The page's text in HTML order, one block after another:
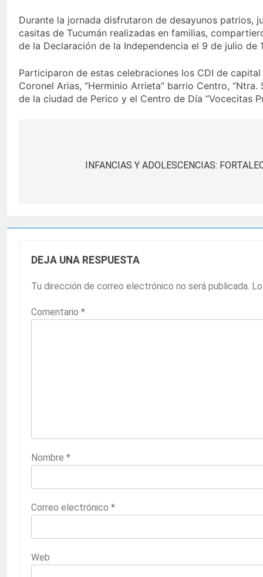
Durante la jornada disfrutaron de desayunos patrios,
casitas de Tucumán realizadas en familias,
de la Declaración de la Independencia el 9 de julio de
Participaron de estas celebraciones los CDI de
Coronel Arias, “Herminio Arrieta” barrio Centro,
de la ciudad de Perico y el Centro de Día “Vocecitas
INFANCIAS Y ADOLESCENCIAS:
DEJA UNA RESPUESTA
Tu dirección de correo electrónico no será publicada.
Comentario *
Nombre *
Correo electrónico *
Web